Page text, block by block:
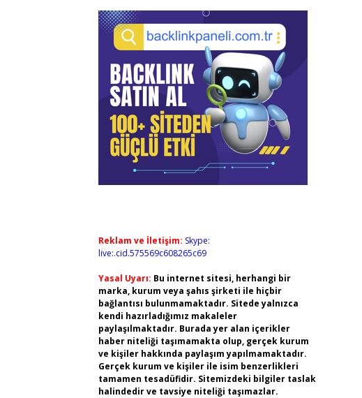
Reklam ve İletişim: Skype:
live:.cid.575569c608265c69
Yasal Uyarı: Bu internet sitesi, herhangi bir
marka, kurum veya şahıs şirketi ile hiçbir
bağlantısı bulunmamaktadır. Sitede yalnızca
kendi hazırladığımız makaleler
paylaşılmaktadır. Burada yer alan içerikler
haber niteliği taşımamakta olup, gerçek kurum
ve kişiler hakkında paylaşım yapılmamaktadır.
Gerçek kurum ve kişiler ile isim benzerlikleri
tamamen tesadüfidir. Sitemizdeki bilgiler taslak
halindedir ve tavsiye niteliği taşımazlar.